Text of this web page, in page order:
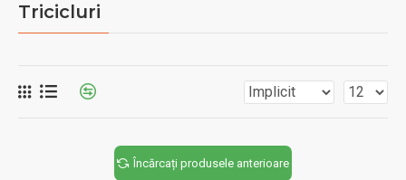
Tricicluri
Încărcați produsele anterioare